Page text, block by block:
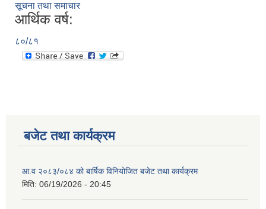
सूचना तथा समाचार
आर्थिक वर्ष:
८०/८१
बजेट तथा कार्यक्रम
आ.व २०८३/०८४ को बार्षिक विनियोजित बजेट तथा कार्यक्रम
मिति: 06/19/2026 - 20:45